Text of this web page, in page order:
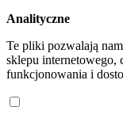
Analityczne
Te pliki pozwalają
sklepu internetowego,
funkcjonowania i